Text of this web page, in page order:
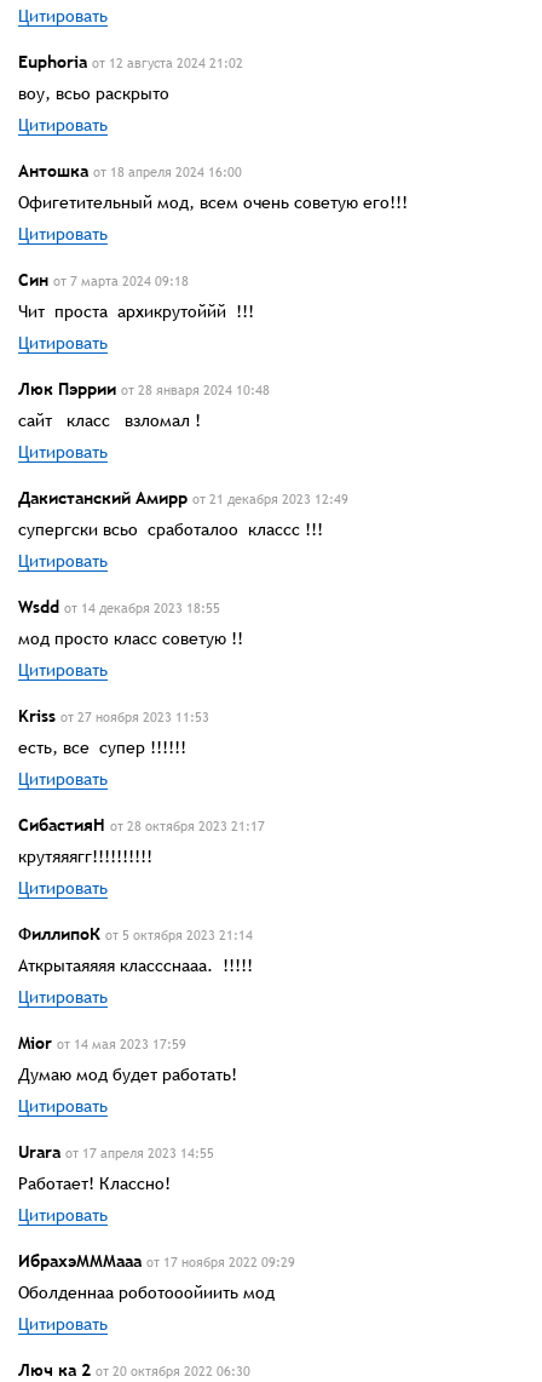
Цитировать
Euphoria от 12 августа 2024 21:02
воу, всьо раскрыто
Цитировать
Антошка от 18 апреля 2024 16:00
Офигетительный мод, всем очень советую его!!!
Цитировать
Син от 7 марта 2024 09:18
Чит проста архикрутоййй !!!
Цитировать
Люк Пэррии от 28 января 2024 10:48
сайт класс взломал !
Цитировать
Дакистанский Амирр от 21 декабря 2023 12:49
супергски всьо сработалоо классс !!!
Цитировать
Wsdd от 14 декабря 2023 18:55
мод просто класс советую !!
Цитировать
Kriss от 27 ноября 2023 11:53
есть, все супер !!!!!!
Цитировать
СибастияН от 28 октября 2023 21:17
крутяяягг!!!!!!!!!!
Цитировать
ФиллипоК от 5 октября 2023 21:14
Аткрытаяяяя классснааа. !!!!!
Цитировать
Mior от 14 мая 2023 17:59
Думаю мод будет работать!
Цитировать
Urara от 17 апреля 2023 14:55
Работает! Классно!
Цитировать
ИбрахэМММааа от 17 ноября 2022 09:29
Оболденнаа роботооойиить мод
Цитировать
Люч ка 2 от 20 октября 2022 06:30